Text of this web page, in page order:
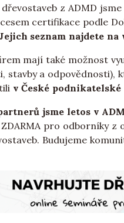
z ADMD
certifikace podle
seznam najdete na
mají také možnost
stavby a odpovědnosti),
v České
jsme letos v
pro odborníky
Budujeme